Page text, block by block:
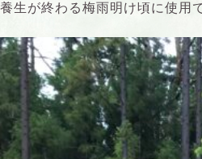
養生が終わる梅雨明け頃に使用